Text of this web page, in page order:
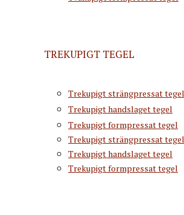
TREKUPIGT TEGEL
Trekupigt strängpressat tegel
Trekupigt handslaget tegel
Trekupigt formpressat tegel
Trekupigt strängpressat tegel
Trekupigt handslaget tegel
Trekupigt formpressat tegel